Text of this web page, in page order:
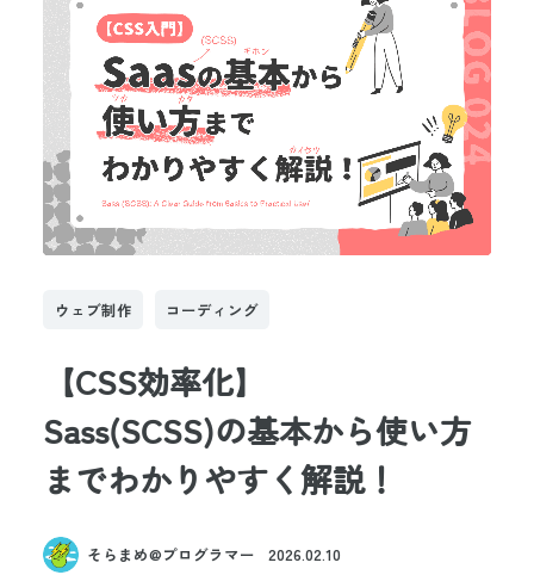
ウェブ制作 コーディング
【CSS効率化】
Sass(SCSS)の基本から使い方
までわかりやすく解説！
そらまめ@プログラマー 2026.02.10